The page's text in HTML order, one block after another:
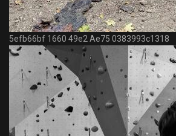
5efb66bf 1660 49e2 Ae75 0383993c1318